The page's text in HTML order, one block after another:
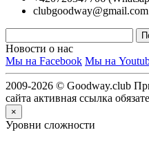
clubgoodway@gmail.com
Новости о нас
Мы на Facebook Мы на
2009-2026 © Goodway.club
сайта активная ссылка
×
Уровни сложности